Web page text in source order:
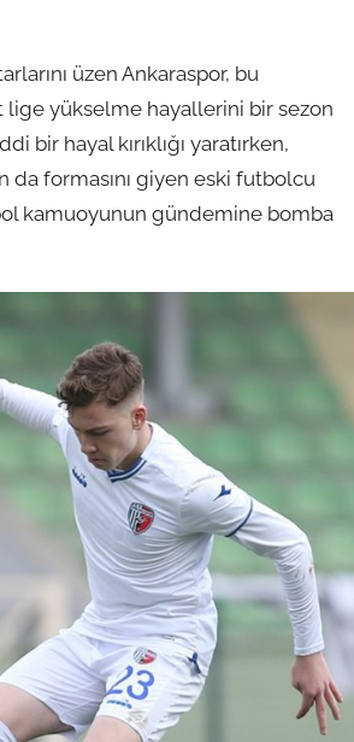
üzen Ankaraspor, bu
lige yükselme hayallerini bir sezon
hayal kırıklığı yaratırken,
da formasını giyen eski futbolcu
kamuoyunun gündemine bomba